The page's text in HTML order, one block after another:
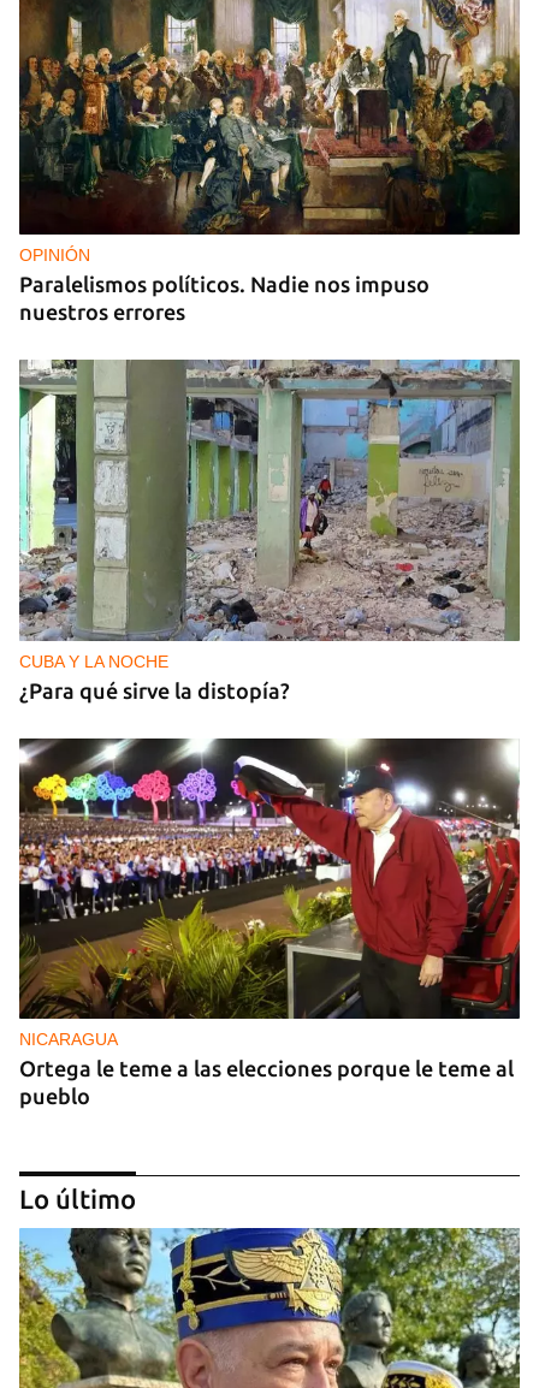
OPINIÓN
Paralelismos políticos. Nadie nos impuso
nuestros errores
CUBA Y LA NOCHE
¿Para qué sirve la distopía?
NICARAGUA
Ortega le teme a las elecciones porque le teme al
pueblo
Lo último